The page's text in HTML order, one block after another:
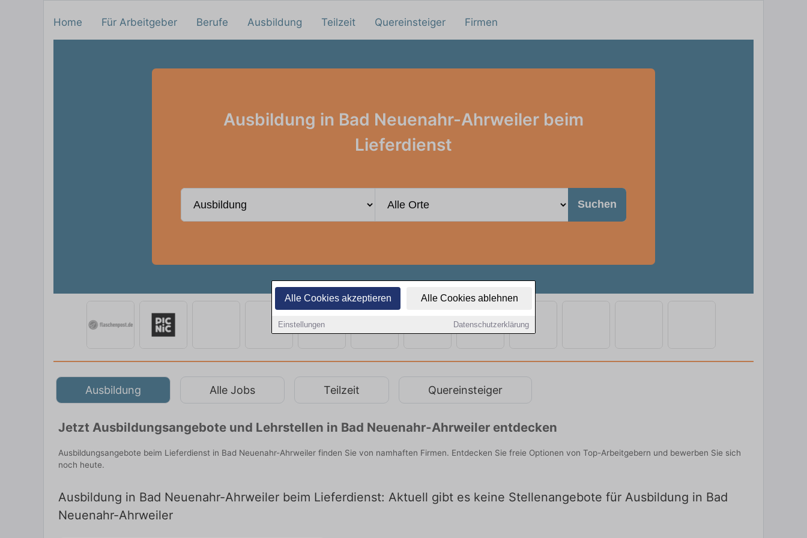
Alle Cookies akzeptieren Alle Cookies ablehnen
Einstellungen Datenschutzerklärung
Home Für Arbeitgeber Berufe Ausbildung Teilzeit Quereinsteiger Firmen
Ausbildung in Bad Neuenahr-Ahrweiler beim
Lieferdienst
Suchen
Ausbildung Alle Jobs Teilzeit Quereinsteiger
Jetzt Ausbildungsangebote und Lehrstellen in Bad Neuenahr-Ahrweiler entdecken
Ausbildungsangebote beim Lieferdienst in Bad Neuenahr-Ahrweiler finden Sie von namhaften Firmen. Entdecken Sie freie Optionen von Top-Arbeitgebern und bewerben Sie sich
noch heute.
Ausbildung in Bad Neuenahr-Ahrweiler beim Lieferdienst: Aktuell gibt es keine Stellenangebote für Ausbildung in Bad
Neuenahr-Ahrweiler